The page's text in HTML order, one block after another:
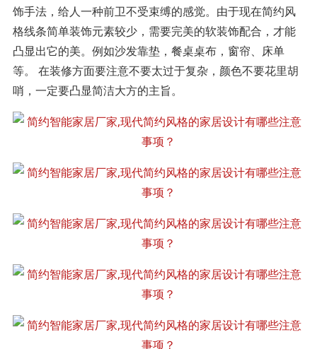
饰手法，给人一种前卫不受束缚的感觉。由于现在简约风
格线条简单装饰元素较少，需要完美的软装饰配合，才能
凸显出它的美。例如沙发靠垫，餐桌桌布，窗帘、床单
等。 在装修方面要注意不要太过于复杂，颜色不要花里胡
哨，一定要凸显简洁大方的主旨。